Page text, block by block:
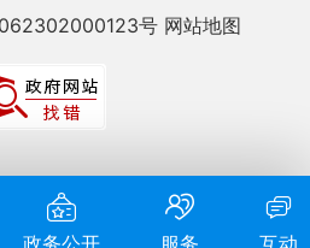
政务公开 服务 互动
号 网站地图